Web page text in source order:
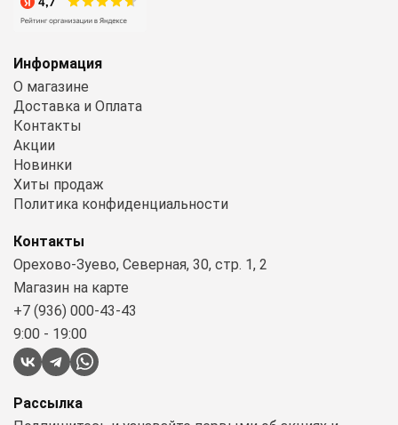
Контакты
Орехово-Зуево, Северная, 30, стр. 1, 2
Магазин на карте
+7 (936) 000-43-43
9:00 - 19:00
Информация
О магазине
Доставка и Оплата
Контакты
Акции
Новинки
Хиты продаж
Политика конфиденциальности
Рассылка